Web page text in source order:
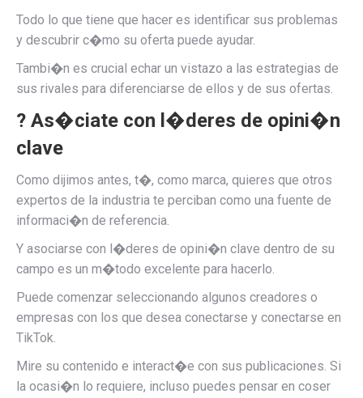
Todo lo que tiene que hacer es identificar sus problemas
y descubrir c�mo su oferta puede ayudar.
Tambi�n es crucial echar un vistazo a las estrategias de
sus rivales para diferenciarse de ellos y de sus ofertas.
? As�ciate con l�deres de opini�n
clave
Como dijimos antes, t�, como marca, quieres que otros
expertos de la industria te perciban como una fuente de
informaci�n de referencia.
Y asociarse con l�deres de opini�n clave dentro de su
campo es un m�todo excelente para hacerlo.
Puede comenzar seleccionando algunos creadores o
empresas con los que desea conectarse y conectarse en
TikTok.
Mire su contenido e interact�e con sus publicaciones. Si
la ocasi�n lo requiere, incluso puedes pensar en coser